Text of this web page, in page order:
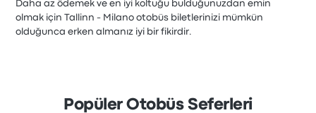
Daha az ödemek ve en iyi koltuğu bulduğunuzdan emin
olmak için Tallinn - Milano otobüs biletlerinizi mümkün
olduğunca erken almanız iyi bir fikirdir.
Popüler Otobüs Seferleri